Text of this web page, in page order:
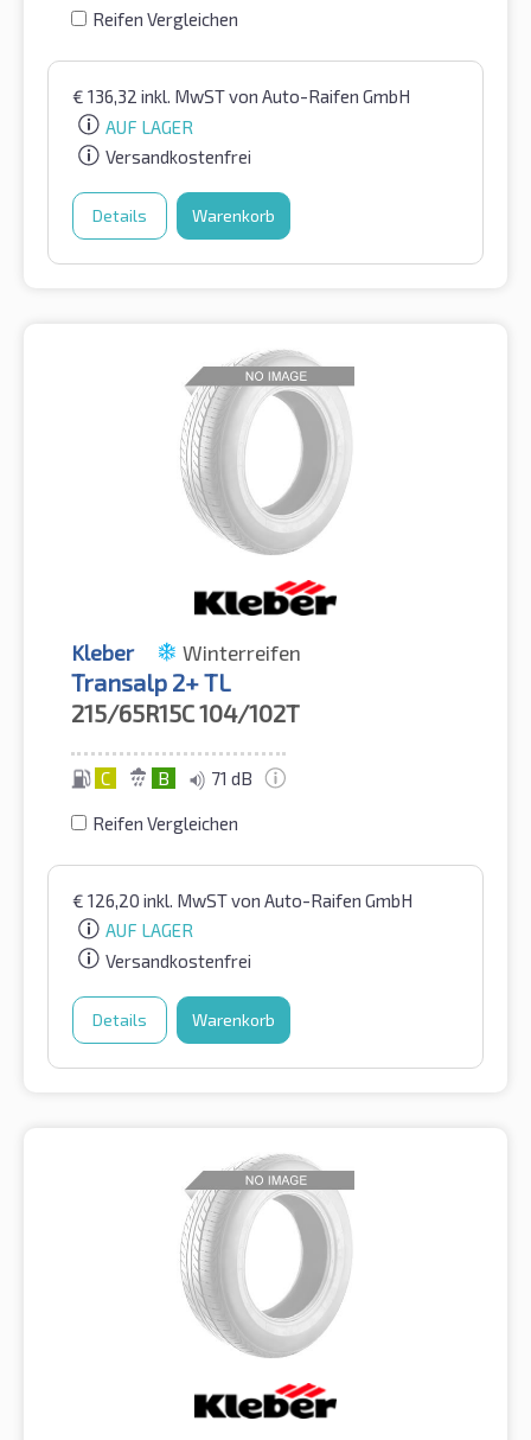
Reifen Vergleichen
€ 136,32 inkl. MwSTvon Auto-Raifen GmbH
AUF LAGER
Versandkostenfrei
Details Warenkorb
Kleber Winterreifen
Transalp 2+ TL
215/65R15C104/102T
C B 71 dB
Reifen Vergleichen
€ 126,20 inkl. MwSTvon Auto-Raifen GmbH
AUF LAGER
Versandkostenfrei
Details Warenkorb